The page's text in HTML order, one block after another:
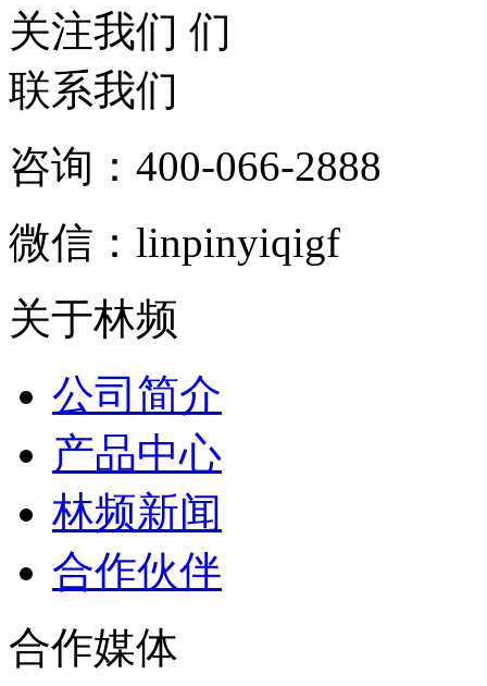
关注我们
联系我们
咨询：400-066-2888
微信：linpinyiqigf
关于林频
公司简介
产品中心
林频新闻
合作伙伴
合作媒体